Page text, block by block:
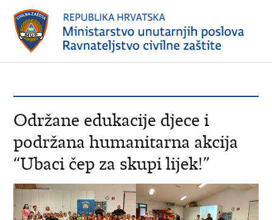
Održane edukacije djece i
podržana humanitarna akcija
“Ubaci čep za skupi lijek!”